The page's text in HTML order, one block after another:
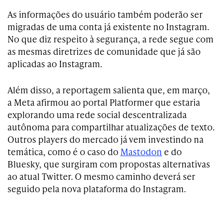
As informações do usuário também poderão ser
migradas de uma conta já existente no Instagram.
No que diz respeito à segurança, a rede segue com
as mesmas diretrizes de comunidade que já são
aplicadas ao Instagram.
Além disso, a reportagem salienta que, em março,
a Meta afirmou ao portal Platformer que estaria
explorando uma rede social descentralizada
autônoma para compartilhar atualizações de texto.
Outros players do mercado já vem investindo na
temática, como é o caso do Mastodon e do
Bluesky, que surgiram com propostas alternativas
ao atual Twitter. O mesmo caminho deverá ser
seguido pela nova plataforma do Instagram.